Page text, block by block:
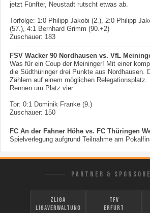
jetzt Fünfter, Neustadt rutscht etwas ab.
Torfolge: 1:0 Philipp Jakobi (2.), 2:0 Philipp
(57.), 4:1 Bernhard Grimm (90.+2)
Zuschauer: 183
FSV Wacker 90 Nordhausen vs. VfL
Was für ein Coup der Meininger! Mit einer
die Südthüringer drei Punkte aus
Zählern auf einem möglichen
Rennen um Platz vier.
Tor: 0:1 Dominik Franke (9.)
Zuschauer: 150
FC An der Fahner Höhe vs. FC Thüringen
Spielverlegung aufgrund Teilnahme am
PARTNER &
zLiga
Ligaverwaltung
TFV
Erfurt